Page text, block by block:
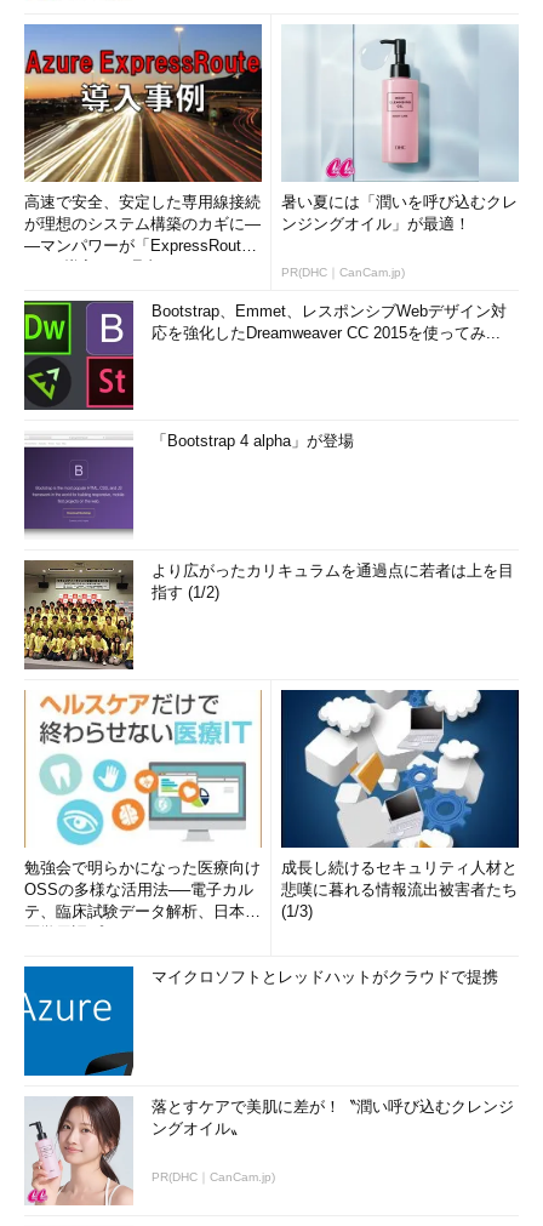
高速で安全、安定した専用線接続
が理想のシステム構築のカギに―
―マンパワーが「ExpressRout
暑い夏には「潤いを呼び込むクレ
ンジングオイル」が最適！
PR(DHC｜CanCam.jp)
Bootstrap、Emmet、レスポンシブWebデザイン対
応を強化したDreamweaver CC 2015を使ってみ...
「Bootstrap 4 alpha」が登場
より広がったカリキュラムを通過点に若者は上を目
指す (1/2)
勉強会で明らかになった医療向け
OSSの多様な活用法──電子カル
テ、臨床試験データ解析、日本語
成長し続けるセキュリティ人材と
悲嘆に暮れる情報流出被害者たち
(1/3)
マイクロソフトとレッドハットがクラウドで提携
落とすケアで美肌に差が！〝潤い呼び込むクレンジ
ングオイル〟
PR(DHC｜CanCam.jp)